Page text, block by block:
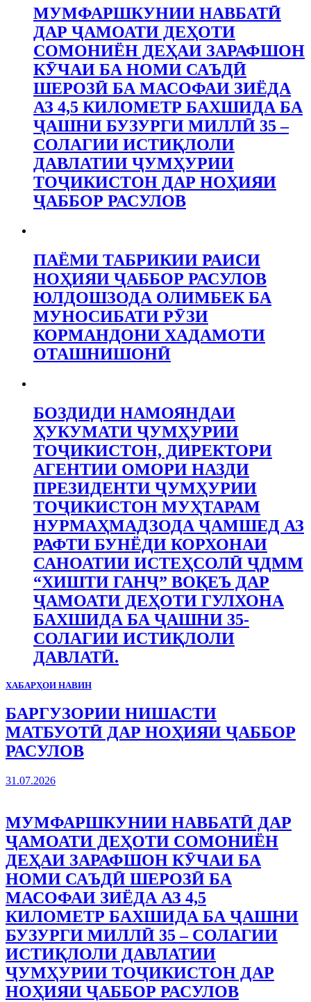
МУМФАРШКУНИИ НАВБАТӢ
ДАР ҶАМОАТИ ДЕҲОТИ
СОМОНИЁН ДЕҲАИ ЗАРАФШОН
КӮЧАИ БА НОМИ САЪДӢ
ШЕРОЗӢ БА МАСОФАИ ЗИЁДА
АЗ 4,5 КИЛОМЕТР БАХШИДА БА
ҶАШНИ БУЗУРГИ МИЛЛӢ 35 –
СОЛАГИИ ИСТИҚЛОЛИ
ДАВЛАТИИ ҶУМҲУРИИ
ТОҶИКИСТОН ДАР НОҲИЯИ
ҶАББОР РАСУЛОВ
ПАЁМИ ТАБРИКИИ РАИСИ
НОҲИЯИ ҶАББОР РАСУЛОВ
ЮЛДОШЗОДА ОЛИМБЕК БА
МУНОСИБАТИ РӮЗИ
КОРМАНДОНИ ХАДАМОТИ
ОТАШНИШОНӢ
БОЗДИДИ НАМОЯНДАИ
ҲУКУМАТИ ҶУМҲУРИИ
ТОҶИКИСТОН, ДИРЕКТОРИ
АГЕНТИИ ОМОРИ НАЗДИ
ПРЕЗИДЕНТИ ҶУМҲУРИИ
ТОҶИКИСТОН МУҲТАРАМ
НУРМАҲМАДЗОДА ҶАМШЕД АЗ
РАФТИ БУНЁДИ КОРХОНАИ
САНОАТИИ ИСТЕҲСОЛӢ ҶДММ
“ХИШТИ ГАНҶ” ВОҚЕЪ ДАР
ҶАМОАТИ ДЕҲОТИ ГУЛХОНА
БАХШИДА БА ҶАШНИ 35-
СОЛАГИИ ИСТИҚЛОЛИ
ДАВЛАТӢ.
ХАБАРҲОИ НАВИН
БАРГУЗОРИИ НИШАСТИ
МАТБУОТӢ ДАР НОҲИЯИ ҶАББОР
РАСУЛОВ
31.07.2026
МУМФАРШКУНИИ НАВБАТӢ ДАР
ҶАМОАТИ ДЕҲОТИ СОМОНИЁН
ДЕҲАИ ЗАРАФШОН КӮЧАИ БА
НОМИ САЪДӢ ШЕРОЗӢ БА
МАСОФАИ ЗИЁДА АЗ 4,5
КИЛОМЕТР БАХШИДА БА ҶАШНИ
БУЗУРГИ МИЛЛӢ 35 – СОЛАГИИ
ИСТИҚЛОЛИ ДАВЛАТИИ
ҶУМҲУРИИ ТОҶИКИСТОН ДАР
НОҲИЯИ ҶАББОР РАСУЛОВ